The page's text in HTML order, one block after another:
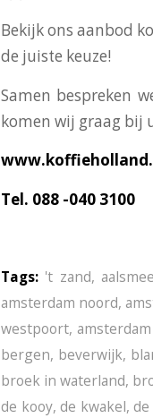
Bekijk ons aanbod
de juiste keuze!
Samen bespreken
komen wij graag bij
Tel. 088 -040 3100
Tags: 't zand,
amsterdam noord,
westpoort,
bergen, beverwijk,
broek in waterland,
de kooy,de kwakel,